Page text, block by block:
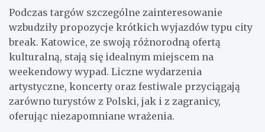
Podczas targów szczególne zainteresowanie
wzbudziły propozycje krótkich wyjazdów typu city
break. Katowice, ze swoją różnorodną ofertą
kulturalną, stają się idealnym miejscem na
weekendowy wypad. Liczne wydarzenia
artystyczne, koncerty oraz festiwale przyciągają
zarówno turystów z Polski, jak i z zagranicy,
oferując niezapomniane wrażenia.